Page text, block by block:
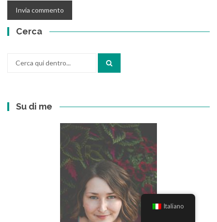
Cerca
Su di me
Italiano